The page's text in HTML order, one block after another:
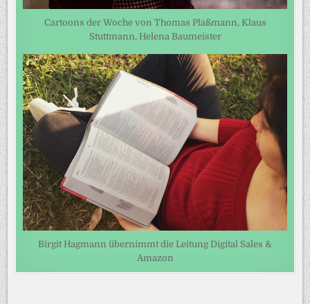
Cartoons der Woche von Thomas Plaßmann, Klaus
Stuttmann, Helena Baumeister
Birgit Hagmann übernimmt die Leitung Digital Sales &
Amazon